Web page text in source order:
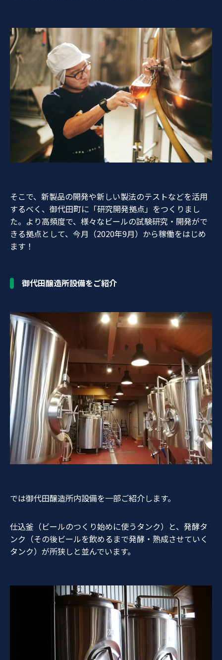
そこで、新製品の開発や新しい製法のテストなどを活用
するべく、御代田町に「研究開発拠点」をつくりまし
た。より高頻度で、様々なビールの試験研究・開発がで
きる拠点として、今月（2020年9月）から稼働をはじめ
ます！
御代田醸造所設備をご紹介
では御代田醸造所内設備を一部ご紹介します。
仕込釜（ビールのつくり始めに使うタンク）と、発酵タ
ンク（その後ビールを飲めるまで発酵・熟成させていく
タンク）が所狭しと並んでいます。